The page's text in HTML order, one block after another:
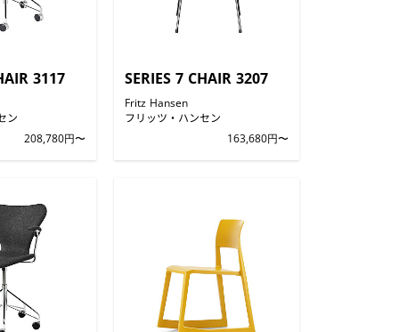
3117
ン
208,780円〜
SERIES 7 CHAIR 3207
Fritz Hansen
フリッツ・ハンセン
163,680円〜